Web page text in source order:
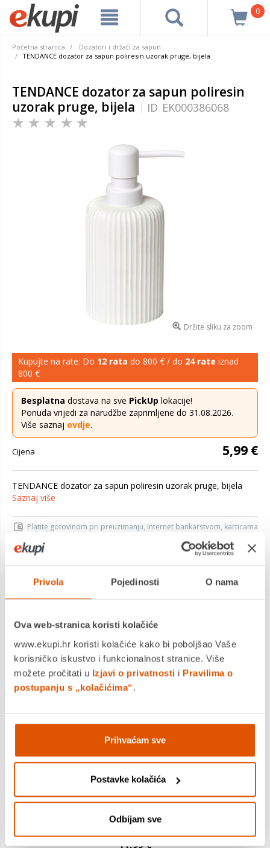
Privola Pojedinosti O nama
Ova web-stranica koristi kolačiće
www.ekupi.hr koristi kolačiće kako bi poboljšao Vaše
korisničko iskustvo i funkcionalnost stranice. Više
možete pročitati u Izjavi o privatnosti i Pravilima o
postupanju s „kolačićima“.
Prihvaćam sve
Postavke kolačića
Odbijam sve
0
Početna stranica
Dozatori i držači za sapun
TENDANCE dozator za sapun poliresin uzorak pruge, bijela
TENDANCE dozator za sapun poliresin
uzorak pruge, bijela
ID EK000386068
Držite sliku za zoom
Kupujte na rate: Do 12 rata do 800 € / do 24 rate iznad
800 €
Besplatna dostava na sve PickUp lokacije!
Ponuda vrijedi za narudžbe zaprimljene do 31.08.2026.
Više saznaj ovdje.
Cijena 5,99 €
TENDANCE dozator za sapun poliresin uzorak pruge, bijela
Saznaj više
Platite gotovinom pri preuzimanju, Internet bankarstvom, karticama
jednokratno i na rate
Povrat robe moguć unutar 14 dana
PROIZVOD JE NEDOSTUPAN
MOGLO BI VAS ZANIMATI I OVO
TENDANCE wc četka poliresin uzorak pruge, bijela
11,99 €